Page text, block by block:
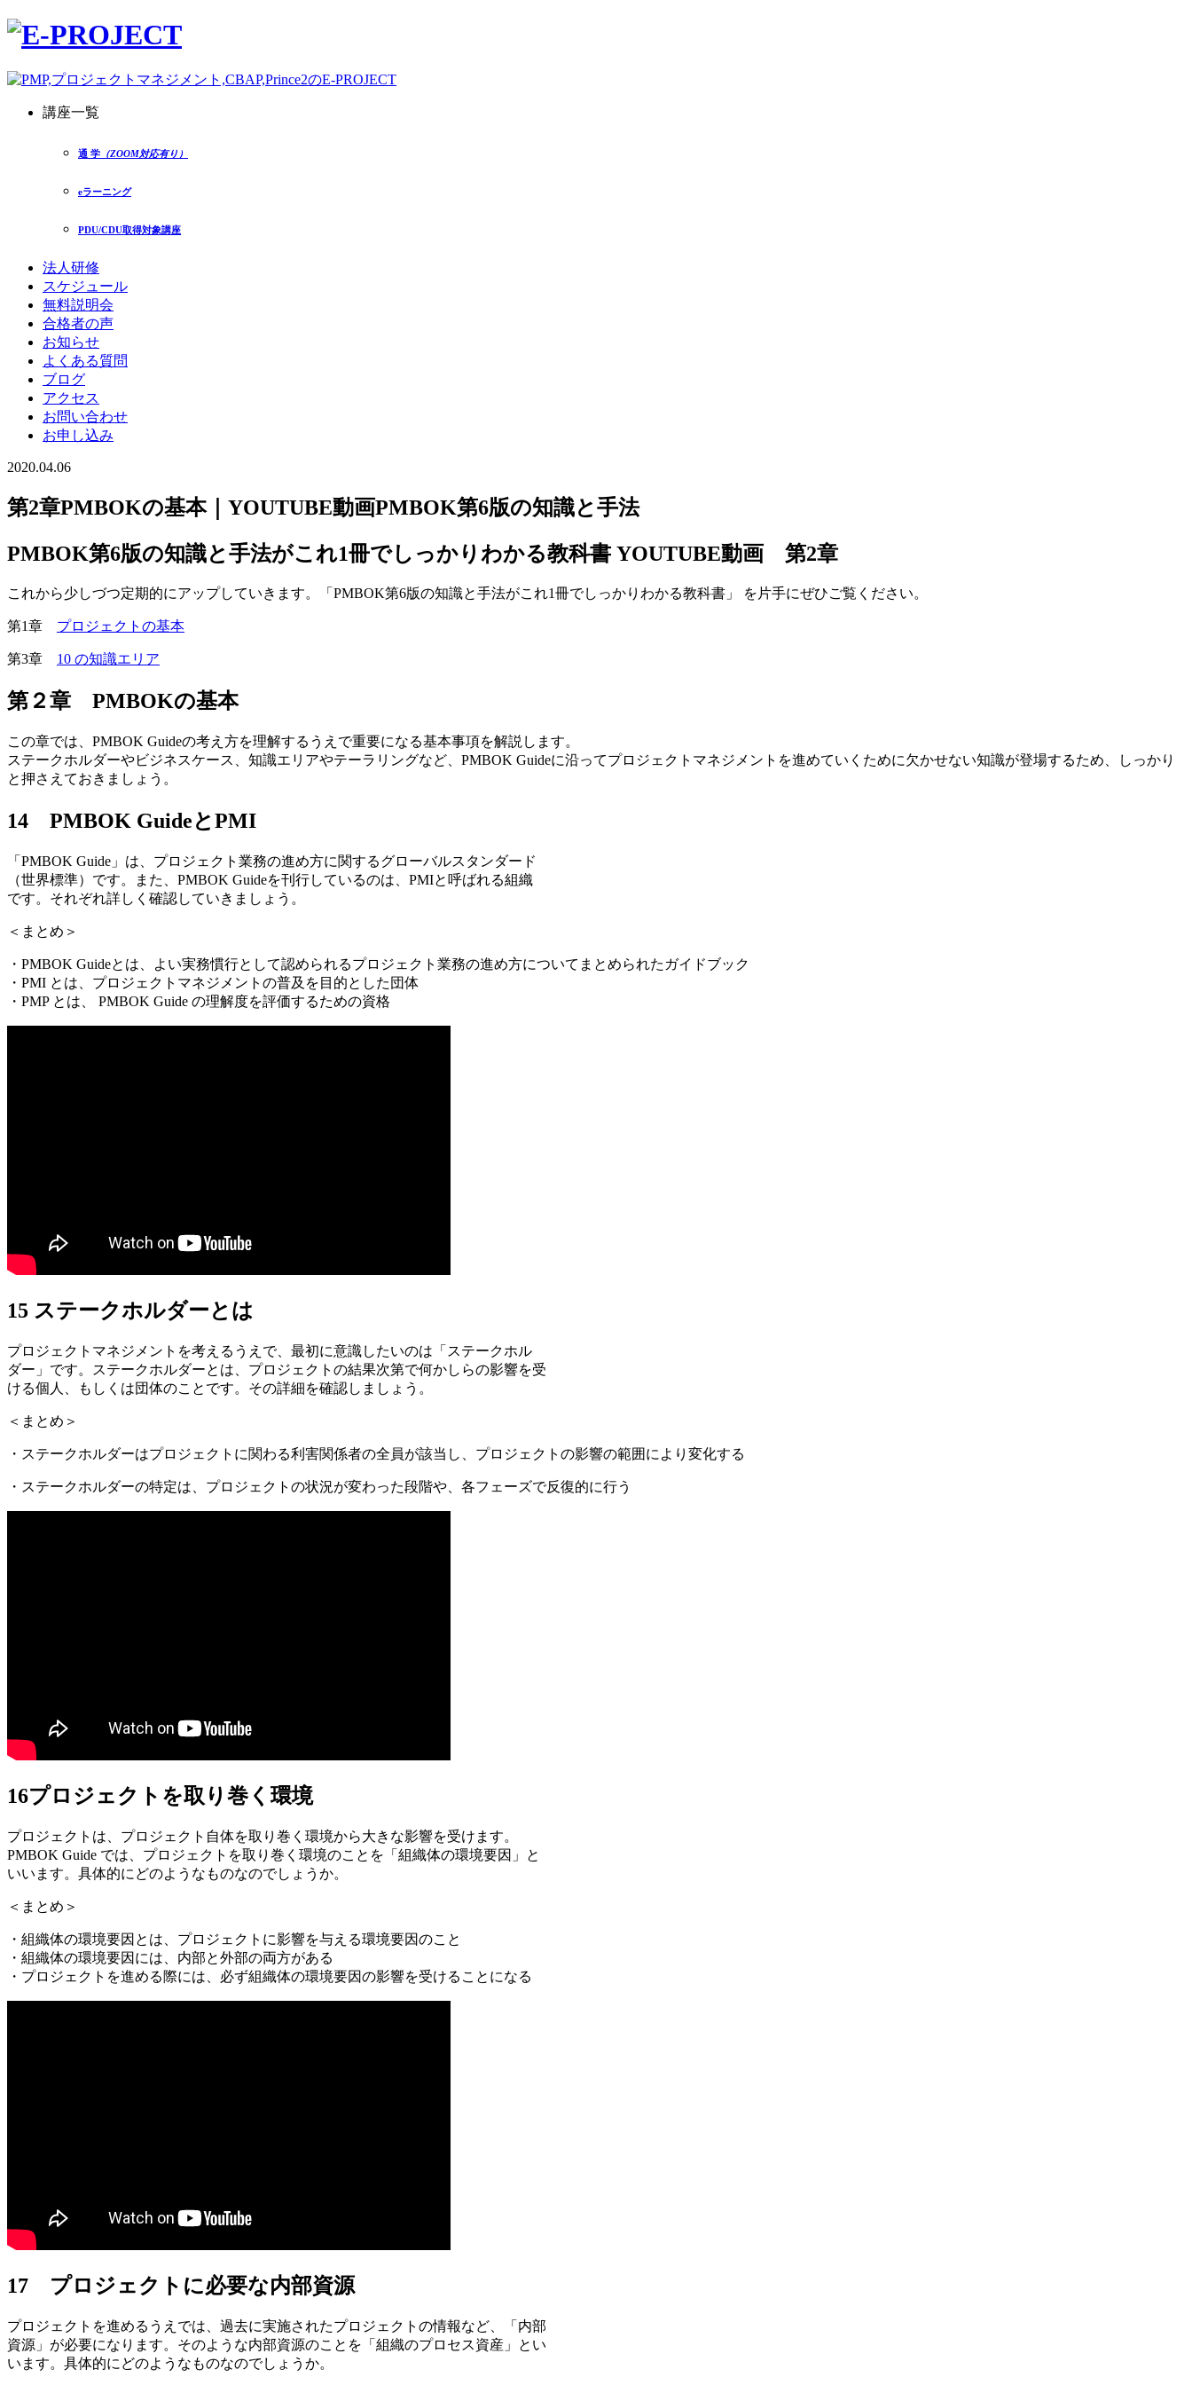
講座一覧
通 学 （ZOOM対応有り）
eラーニング
PDU/CDU取得対象講座
法人研修
スケジュール
無料説明会
合格者の声
お知らせ
よくある質問
ブログ
アクセス
お問い合わせ
お申し込み
2020.04.06
第2章PMBOKの基本｜YOUTUBE動画PMBOK第6版の知識と手法
PMBOK第6版の知識と手法がこれ1冊でしっかりわかる教科書 YOUTUBE動画 第2章
これから少しづつ定期的にアップしていきます。「PMBOK第6版の知識と手法がこれ1冊でしっかりわかる教科書」 を片手にぜひご覧ください。
第1章 プロジェクトの基本
第3章 10 の知識エリア
第２章 PMBOKの基本
この章では、PMBOK Guideの考え方を理解するうえで重要になる基本事項を解説します。
ステークホルダーやビジネスケース、知識エリアやテーラリングなど、PMBOK Guideに沿ってプロジェクトマネジメントを進めていくために欠かせない知識が登場するため、しっかり
と押さえておきましょう。
14 PMBOK GuideとPMI
「PMBOK Guide」は、プロジェクト業務の進め方に関するグローバルスタンダード
（世界標準）です。また、PMBOK Guideを刊行しているのは、PMIと呼ばれる組織
です。それぞれ詳しく確認していきましょう。
＜まとめ＞
・PMBOK Guideとは、よい実務慣行として認められるプロジェクト業務の進め方についてまとめられたガイドブック
・PMI とは、プロジェクトマネジメントの普及を目的とした団体
・PMP とは、 PMBOK Guide の理解度を評価するための資格
15 ステークホルダーとは
プロジェクトマネジメントを考えるうえで、最初に意識したいのは「ステークホル
ダー」です。ステークホルダーとは、プロジェクトの結果次第で何かしらの影響を受
ける個人、もしくは団体のことです。その詳細を確認しましょう。
＜まとめ＞
・ステークホルダーはプロジェクトに関わる利害関係者の全員が該当し、プロジェクトの影響の範囲により変化する
・ステークホルダーの特定は、プロジェクトの状況が変わった段階や、各フェーズで反復的に行う
16プロジェクトを取り巻く環境
プロジェクトは、プロジェクト自体を取り巻く環境から大きな影響を受けます。
PMBOK Guide では、プロジェクトを取り巻く環境のことを「組織体の環境要因」と
いいます。具体的にどのようなものなのでしょうか。
＜まとめ＞
・組織体の環境要因とは、プロジェクトに影響を与える環境要因のこと
・組織体の環境要因には、内部と外部の両方がある
・プロジェクトを進める際には、必ず組織体の環境要因の影響を受けることになる
17 プロジェクトに必要な内部資源
プロジェクトを進めるうえでは、過去に実施されたプロジェクトの情報など、「内部
資源」が必要になります。そのような内部資源のことを「組織のプロセス資産」とい
います。具体的にどのようなものなのでしょうか。